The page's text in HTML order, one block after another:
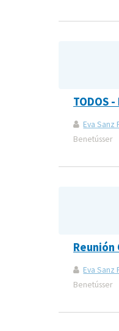
TODOS -
Eva Sanz
Benetússer
Reunión
Eva Sanz
Benetússer